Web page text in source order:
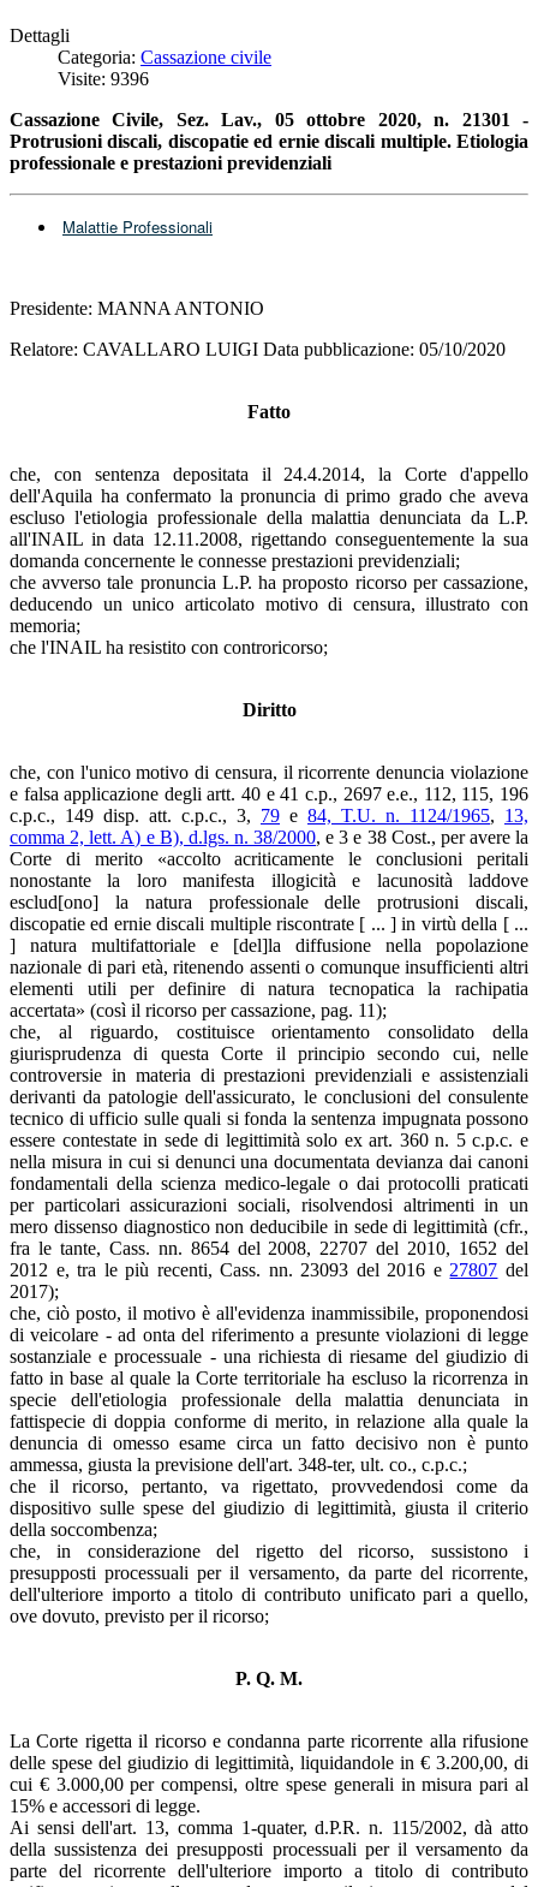
Dettagli
Categoria: Cassazione civile
Visite: 9396
Cassazione Civile, Sez. Lav., 05 ottobre 2020, n. 21301 -
Protrusioni discali, discopatie ed ernie discali multiple. Etiologia
professionale e prestazioni previdenziali
Malattie Professionali
Presidente: MANNA ANTONIO
Relatore: CAVALLARO LUIGI Data pubblicazione: 05/10/2020
Fatto
che, con sentenza depositata il 24.4.2014, la Corte d'appello
dell'Aquila ha confermato la pronuncia di primo grado che aveva
escluso l'etiologia professionale della malattia denunciata da L.P.
all'INAIL in data 12.11.2008, rigettando conseguentemente la sua
domanda concernente le connesse prestazioni previdenziali;
che avverso tale pronuncia L.P. ha proposto ricorso per cassazione,
deducendo un unico articolato motivo di censura, illustrato con
memoria;
che l'INAIL ha resistito con controricorso;
Diritto
che, con l'unico motivo di censura, il ricorrente denuncia violazione
e falsa applicazione degli artt. 40 e 41 c.p., 2697 e.e., 112, 115, 196
c.p.c., 149 disp. att. c.p.c., 3, 79 e 84, T.U. n. 1124/1965, 13,
comma 2, lett. A) e B), d.lgs. n. 38/2000, e 3 e 38 Cost., per avere la
Corte di merito «accolto acriticamente le conclusioni peritali
nonostante la loro manifesta illogicità e lacunosità laddove
esclud[ono] la natura professionale delle protrusioni discali,
discopatie ed ernie discali multiple riscontrate [ ... ] in virtù della [ ...
] natura multifattoriale e [del]la diffusione nella popolazione
nazionale di pari età, ritenendo assenti o comunque insufficienti altri
elementi utili per definire di natura tecnopatica la rachipatia
accertata» (così il ricorso per cassazione, pag. 11);
che, al riguardo, costituisce orientamento consolidato della
giurisprudenza di questa Corte il principio secondo cui, nelle
controversie in materia di prestazioni previdenziali e assistenziali
derivanti da patologie dell'assicurato, le conclusioni del consulente
tecnico di ufficio sulle quali si fonda la sentenza impugnata possono
essere contestate in sede di legittimità solo ex art. 360 n. 5 c.p.c. e
nella misura in cui si denunci una documentata devianza dai canoni
fondamentali della scienza medico-legale o dai protocolli praticati
per particolari assicurazioni sociali, risolvendosi altrimenti in un
mero dissenso diagnostico non deducibile in sede di legittimità (cfr.,
fra le tante, Cass. nn. 8654 del 2008, 22707 del 2010, 1652 del
2012 e, tra le più recenti, Cass. nn. 23093 del 2016 e 27807 del
2017);
che, ciò posto, il motivo è all'evidenza inammissibile, proponendosi
di veicolare - ad onta del riferimento a presunte violazioni di legge
sostanziale e processuale - una richiesta di riesame del giudizio di
fatto in base al quale la Corte territoriale ha escluso la ricorrenza in
specie dell'etiologia professionale della malattia denunciata in
fattispecie di doppia conforme di merito, in relazione alla quale la
denuncia di omesso esame circa un fatto decisivo non è punto
ammessa, giusta la previsione dell'art. 348-ter, ult. co., c.p.c.;
che il ricorso, pertanto, va rigettato, provvedendosi come da
dispositivo sulle spese del giudizio di legittimità, giusta il criterio
della soccombenza;
che, in considerazione del rigetto del ricorso, sussistono i
presupposti processuali per il versamento, da parte del ricorrente,
dell'ulteriore importo a titolo di contributo unificato pari a quello,
ove dovuto, previsto per il ricorso;
P. Q. M.
La Corte rigetta il ricorso e condanna parte ricorrente alla rifusione
delle spese del giudizio di legittimità, liquidandole in € 3.200,00, di
cui € 3.000,00 per compensi, oltre spese generali in misura pari al
15% e accessori di legge.
Ai sensi dell'art. 13, comma 1-quater, d.P.R. n. 115/2002, dà atto
della sussistenza dei presupposti processuali per il versamento da
parte del ricorrente dell'ulteriore importo a titolo di contributo